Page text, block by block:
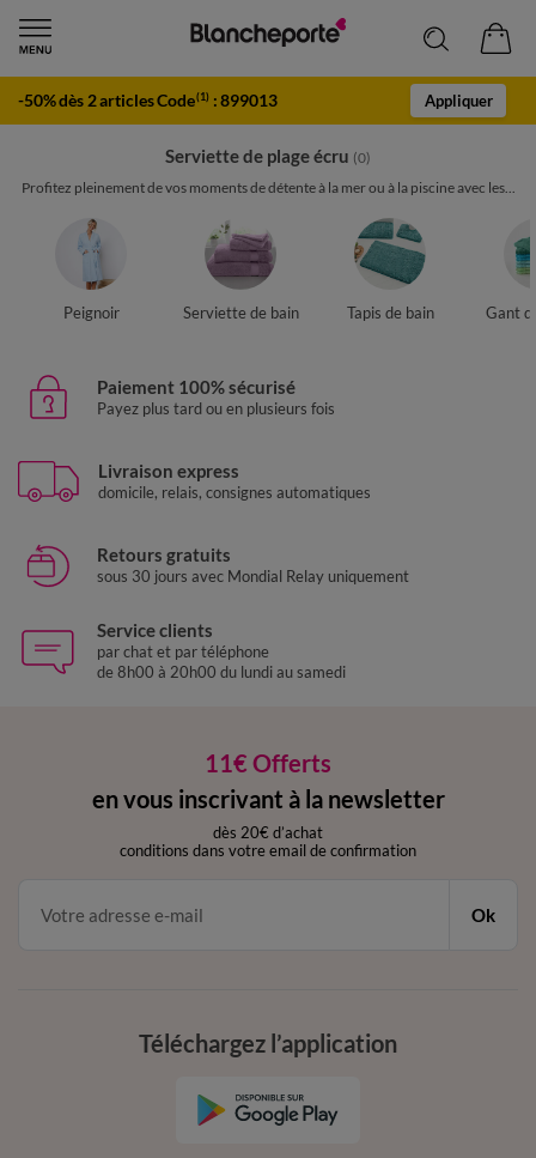
-50% dès 2 articles Code(1) :899013 Appliquer
Serviette de plage écru (0)
Profitez pleinement de vos moments de détente à la mer ou à la piscine avec les...
Peignoir Serviette de bain Tapis de bain Gant
Paiement 100% sécurisé
Payez plus tard ou en plusieurs fois
Livraison express
domicile, relais, consignes automatiques
Retours gratuits
sous 30 jours avec Mondial Relay uniquement
Service clients
par chat et par téléphone
de 8h00 à 20h00 du lundi au samedi
11€ Offerts
en vous inscrivant à la newsletter
dès 20€ d’achat
conditions dans votre email de confirmation
Ok
Téléchargez l’application